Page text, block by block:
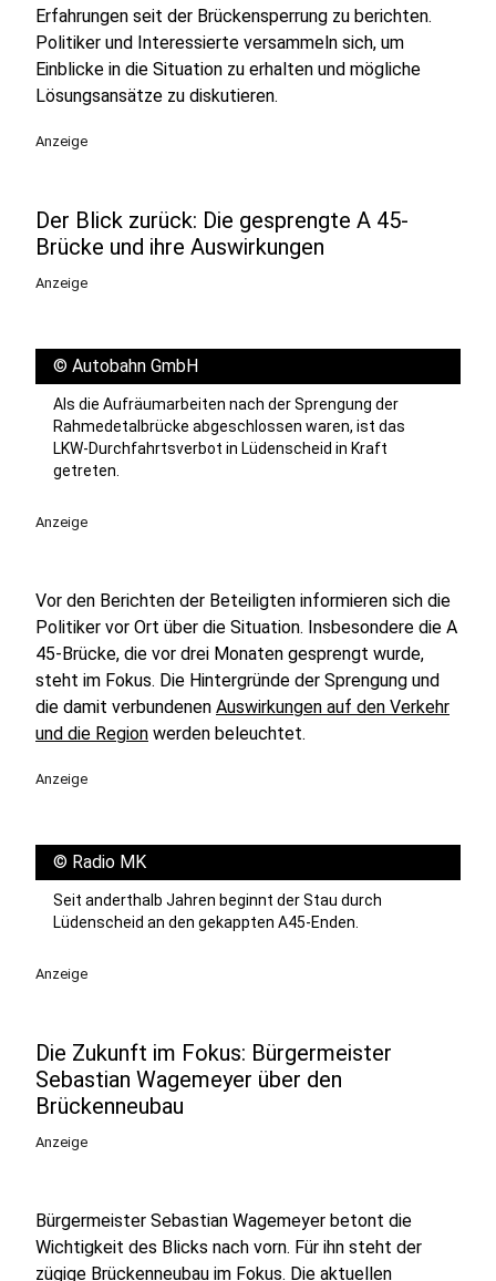
Erfahrungen seit der Brückensperrung zu berichten.
Politiker und Interessierte versammeln sich, um
Einblicke in die Situation zu erhalten und mögliche
Lösungsansätze zu diskutieren.
Anzeige
Der Blick zurück: Die gesprengte A 45-
Brücke und ihre Auswirkungen
Anzeige
© Autobahn GmbH
Als die Aufräumarbeiten nach der Sprengung der
Rahmedetalbrücke abgeschlossen waren, ist das
LKW-Durchfahrtsverbot in Lüdenscheid in Kraft
getreten.
Anzeige
Vor den Berichten der Beteiligten informieren sich die
Politiker vor Ort über die Situation. Insbesondere die A
45-Brücke, die vor drei Monaten gesprengt wurde,
steht im Fokus. Die Hintergründe der Sprengung und
die damit verbundenen Auswirkungen auf den Verkehr
und die Region werden beleuchtet.
Anzeige
© Radio MK
Seit anderthalb Jahren beginnt der Stau durch
Lüdenscheid an den gekappten A45-Enden.
Anzeige
Die Zukunft im Fokus: Bürgermeister
Sebastian Wagemeyer über den
Brückenneubau
Anzeige
Bürgermeister Sebastian Wagemeyer betont die
Wichtigkeit des Blicks nach vorn. Für ihn steht der
zügige Brückenneubau im Fokus. Die aktuellen